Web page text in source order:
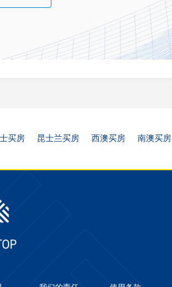
买房 昆士兰买房 西澳买房 南澳买房